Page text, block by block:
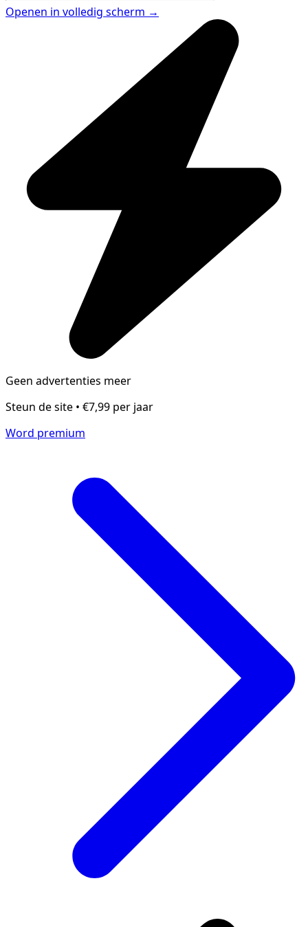
Openen in volledig scherm →
Geen advertenties meer
Steun de site • €7,99 per jaar
Word premium